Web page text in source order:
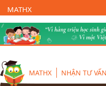
MATHX
Trường Toán Online
MATHX NHẬN TƯ VẤN